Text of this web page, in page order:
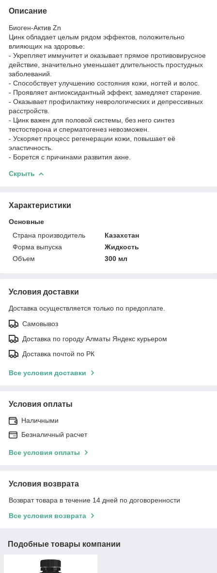
Описание
Биоген-Актив Zn
Цинк обладает целым рядом эффектов, положительно
влияющих на здоровье:
- Укрепляет иммунитет и оказывает прямое противовирусное
действие, значительно уменьшает длительность простудных
заболеваний.
- Способствует улучшению состояния кожи, ногтей и волос.
- Проявляет антиоксидантный эффект, замедляет старение.
- Оказывает профилактику неврологических и депрессивных
расстройств.
- Цинк важен для половой системы, без него синтез
тестостерона и сперматогенез невозможен.
- Ускоряет процесс регенерации кожи, повышает её
эластичность.
- Борется с причинами развития акне.
Скрыть
Характеристики
Основные
Страна производитель
Казахстан
Форма выпуска
Жидкость
Объем
300 мл
Условия доставки
Доставка осуществляется только по предоплате.
Самовывоз
Доставка по городу Алматы Яндекс курьером
Доставка почтой по РК
Все условия доставки
Условия оплаты
Наличными
Безналичный расчет
Все условия оплаты
Условия возврата
Возврат товара в течение 14 дней по договоренности
Все условия возврата
Подобные товары компании